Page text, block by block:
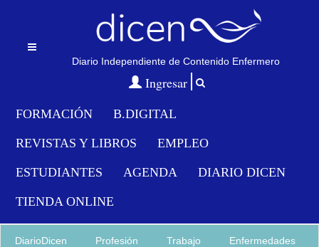
Diario Independiente de Contenido Enfermero
Ingresar
FORMACIÓN B.DIGITAL
REVISTAS Y LIBROS EMPLEO
ESTUDIANTES AGENDA DIARIO DICEN
TIENDA ONLINE
DiarioDicen Profesión Trabajo Enfermedades